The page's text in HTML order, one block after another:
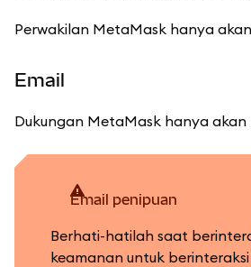
Perwakilan MetaMask hanya
Email
Dukungan MetaMask hanya
Email penipuan
Berhati-hatilah saat
keamanan untuk